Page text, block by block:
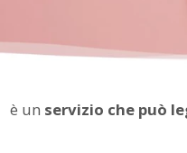
è un servizio che può